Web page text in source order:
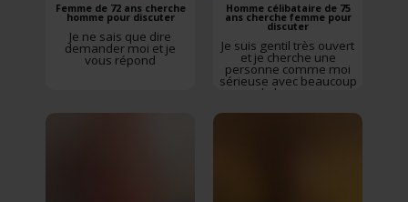
Femme de 72 ans cherche
homme pour discuter
Je ne sais que dire
demander moi et je
vous répond
Homme célibataire de 75
ans cherche femme pour
discuter
Je suis gentil très ouvert
et je cherche une
personne comme moi
sérieuse avec beaucoup
de humour